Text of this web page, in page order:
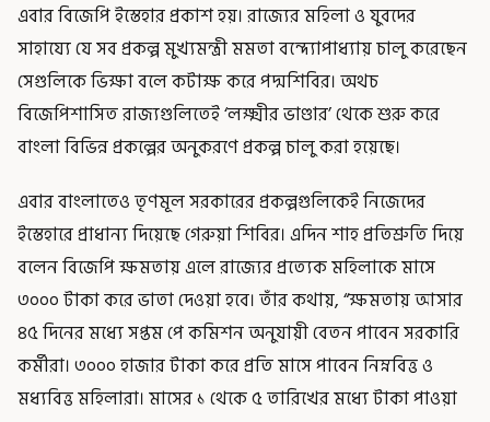
এবার বিজেপি ইস্তেহার প্রকাশ হয়। রাজ্যের মহিলা ও যুবদের
সাহায্যে যে সব প্রকল্প মুখ্যমন্ত্রী মমতা বন্দ্যোপাধ্যায় চালু করেছেন
সেগুলিকে ভিক্ষা বলে কটাক্ষ করে পদ্মশিবির। অথচ
বিজেপিশাসিত রাজ্যগুলিতেই ‘লক্ষ্মীর ভাণ্ডার’ থেকে শুরু করে
বাংলা বিভিন্ন প্রকল্পের অনুকরণে প্রকল্প চালু করা হয়েছে।
এবার বাংলাতেও তৃণমূল সরকারের প্রকল্পগুলিকেই নিজেদের
ইস্তেহারে প্রাধান্য দিয়েছে গেরুয়া শিবির। এদিন শাহ প্রতিশ্রুতি দিয়ে
বলেন বিজেপি ক্ষমতায় এলে রাজ্যের প্রত্যেক মহিলাকে মাসে
৩০০০ টাকা করে ভাতা দেওয়া হবে। তাঁর কথায়, “ক্ষমতায় আসার
৪৫ দিনের মধ্যে সপ্তম পে কমিশন অনুযায়ী বেতন পাবেন সরকারি
কর্মীরা। ৩০০০ হাজার টাকা করে প্রতি মাসে পাবেন নিম্নবিত্ত ও
মধ্যবিত্ত মহিলারা। মাসের ১ থেকে ৫ তারিখের মধ্যে টাকা পাওয়া